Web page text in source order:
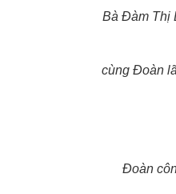
Bà Đàm Thị
cùng Đoàn
Đoàn